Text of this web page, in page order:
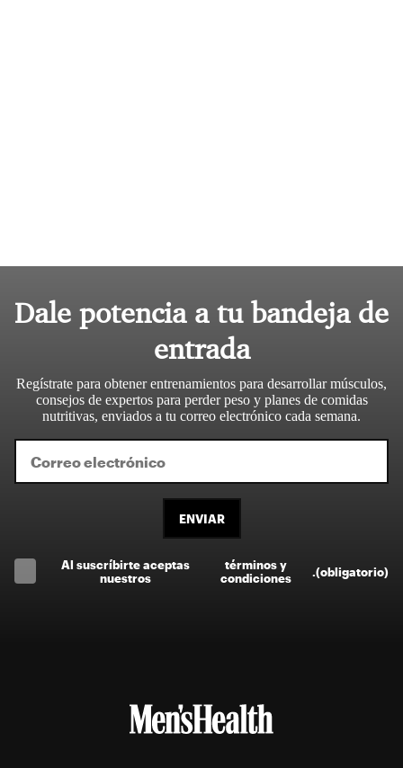
Dale potencia a tu bandeja de
entrada
Regístrate para obtener entrenamientos para desarrollar músculos,
consejos de expertos para perder peso y planes de comidas
nutritivas, enviados a tu correo electrónico cada semana.
ENVIAR
Al suscríbirte aceptas
nuestros
términos y
condiciones
(obligatorio)